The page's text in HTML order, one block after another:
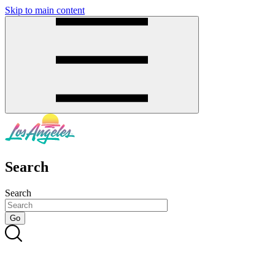
Skip to main content
Search
Search